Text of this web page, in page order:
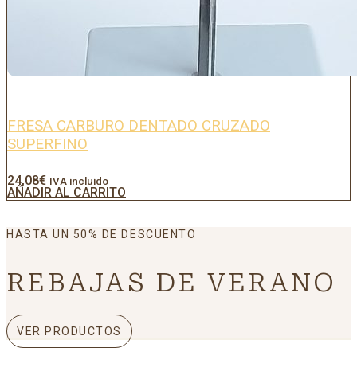
FRESA CARBURO DENTADO CRUZADO
SUPERFINO
24,08€ IVA incluido
AÑADIR AL CARRITO
HASTA UN 50% DE DESCUENTO
REBAJAS DE VERANO
VER PRODUCTOS